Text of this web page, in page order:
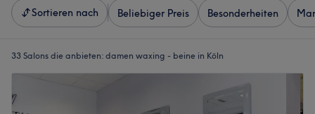
Sortieren nach Beliebiger Preis Besonderheiten
33 Salons die anbieten: damen waxing - beine in Köln